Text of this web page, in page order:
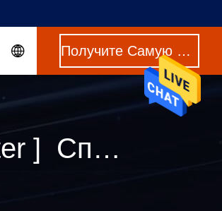
Получите Самую Лучшую Цену
Ключевые слова [ colour matching spectrophotometer ] Спичка 156 продукты